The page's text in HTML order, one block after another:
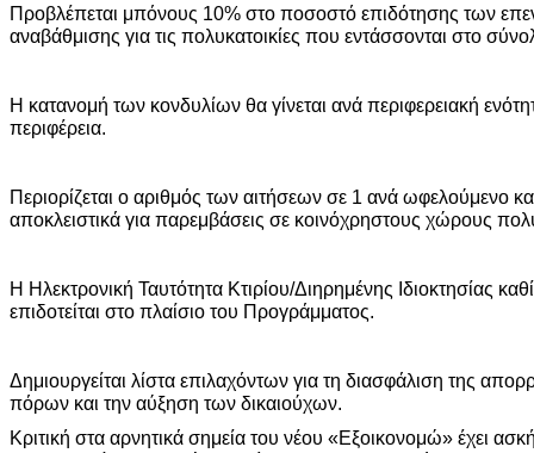
Προβλέπεται μπόνους 10% στο ποσοστό επιδότησης των
αναβάθμισης για τις πολυκατοικίες που εντάσσονται στο
Η κατανομή των κονδυλίων θα γίνεται ανά περιφερειακή
περιφέρεια.
Περιορίζεται ο αριθμός των αιτήσεων σε 1 ανά ωφελούμενο
αποκλειστικά για παρεμβάσεις σε κοινόχρηστους χώρους
Η Ηλεκτρονική Ταυτότητα Κτιρίου/Διηρημένης Ιδιοκτησίας
επιδοτείται στο πλαίσιο του Προγράμματος.
Δημιουργείται λίστα επιλαχόντων για τη διασφάλιση της
πόρων και την αύξηση των δικαιούχων.
Κριτική στα αρνητικά σημεία του νέου «Εξοικονομώ» έχει